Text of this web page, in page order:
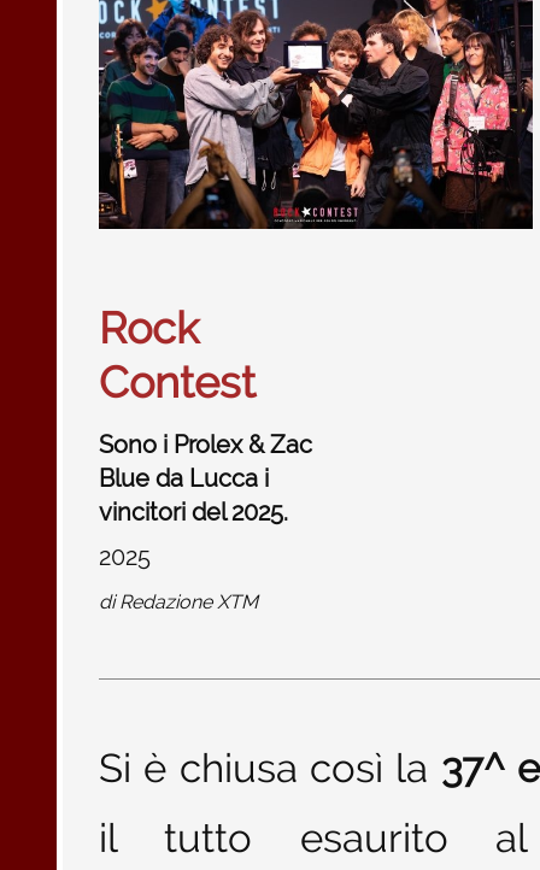
Rock
Contest
Sono i Prolex & Zac
Blue da Lucca i
vincitori del 2025.
2025
diRedazione XTM
Si è chiusa così la 37^
il tutto esaurito al